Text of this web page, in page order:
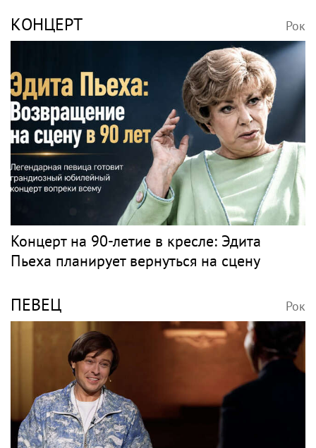
КОНЦЕРТ Рок
Концерт на 90-летие в кресле: Эдита
Пьеха планирует вернуться на сцену
ПЕВЕЦ Рок